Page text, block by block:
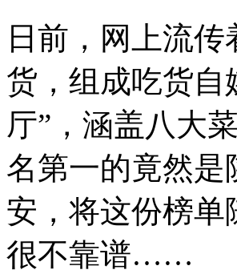
日前，网上流
货，组成吃货自
厅”，涵盖八大
名第一的竟然
安，将这份榜
很不靠谱……